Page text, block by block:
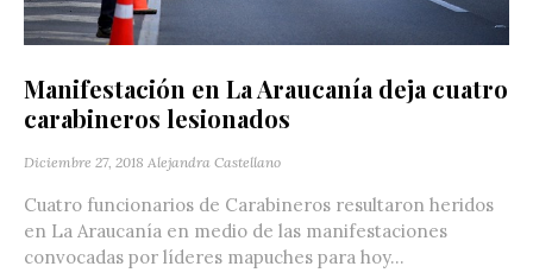
Manifestación en La Araucanía deja cuatro
carabineros lesionados
Diciembre 27, 2018 Alejandra Castellano
Cuatro funcionarios de Carabineros resultaron heridos
en La Araucanía en medio de las manifestaciones
convocadas por líderes mapuches para hoy...